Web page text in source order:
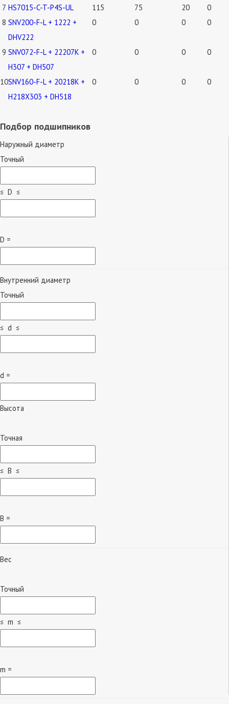
7 HS7015-C-T-P4S-UL 115 75 20
0
8 SNV200-F-L + 1222 +
DHV222
0 0 0 0
9 SNV072-F-L + 22207K +
H307 + DH507
0 0 0 0
10SNV160-F-L + 20218K +
H218X303 + DH518
0 0 0 0
Подбор подшипников
Наружный диаметр
Точный
≤ D ≤
D =
Внутренний диаметр
Точный
≤ d ≤
d =
Высота
Точная
≤ B ≤
B =
Вес
Точный
≤ m ≤
m =